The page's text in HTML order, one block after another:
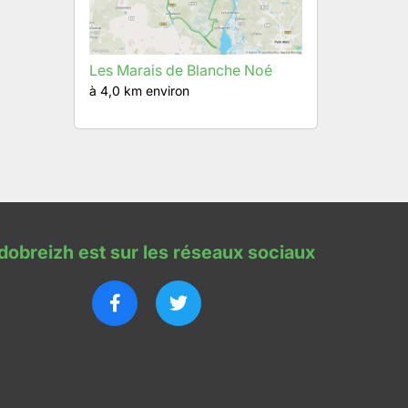
Les Marais de Blanche Noé
à 4,0 km environ
est sur les réseaux sociaux